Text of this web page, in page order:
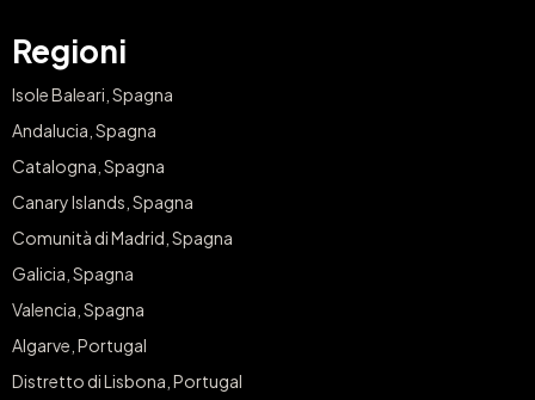
Regioni
Isole Baleari, Spagna
Andalucia, Spagna
Catalogna, Spagna
Canary Islands, Spagna
Comunità di Madrid, Spagna
Galicia, Spagna
Valencia, Spagna
Algarve, Portugal
Distretto di Lisbona, Portugal